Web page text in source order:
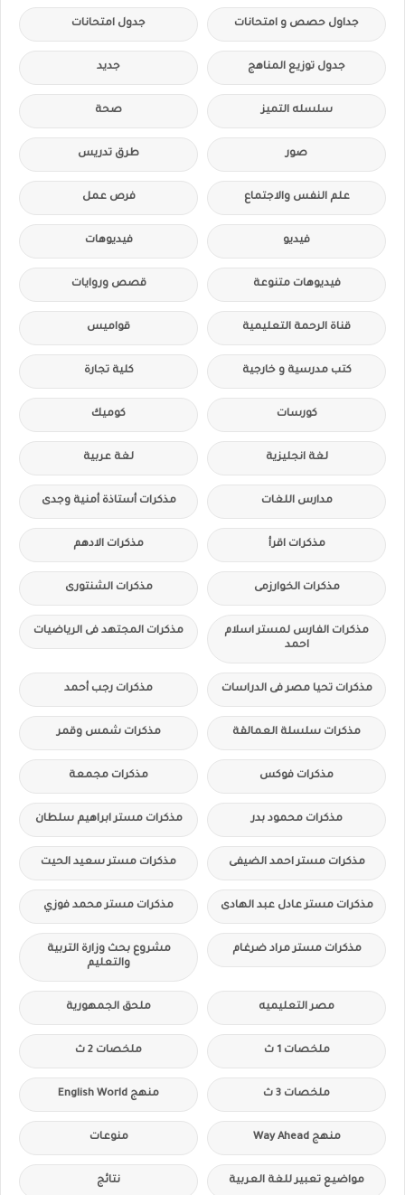
جداول حصص و امتحانات جدول امتحانات
جدول توزيع المناهج جديد
سلسله التميز صحة
صور طرق تدريس
علم النفس والاجتماع فرص عمل
فيديو فيديوهات
فيديوهات متنوعة قصص وروايات
قناة الرحمة التعليمية قواميس
كتب مدرسية و خارجية كلية تجارة
كورسات كوميك
لغة انجليزية لغة عربية
مدارس اللغات مذكرات أستاذة أمنية وجدى
مذكرات اقرأ مذكرات الادهم
مذكرات الخوارزمى مذكرات الشنتورى
مذكرات الفارس لمستر اسلام
احمد
مذكرات المجتهد فى الرياضيات
مذكرات تحيا مصر فى الدراسات مذكرات رجب أحمد
مذكرات سلسلة العمالقة مذكرات شمس وقمر
مذكرات فوكس مذكرات مجمعة
مذكرات محمود بدر مذكرات مستر ابراهيم سلطان
مذكرات مستر احمد الضيفى مذكرات مستر سعيد الحيت
مذكرات مستر عادل عبد الهادى مذكرات مستر محمد فوزي
مذكرات مستر مراد ضرغام
مشروع بحث وزارة التربية
والتعليم
مصر التعليميه ملحق الجمهورية
ملخصات 1 ث ملخصات 2 ث
ملخصات 3 ث منهج English World
منهج Way Ahead منوعات
مواضيع تعبير للغة العربية نتائج